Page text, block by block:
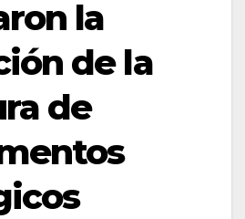
la
de la
de